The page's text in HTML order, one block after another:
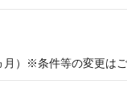
月）※条件等の変更はご